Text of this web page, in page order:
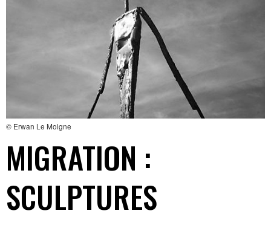
© Erwan Le Moigne
MIGRATION :
SCULPTURES